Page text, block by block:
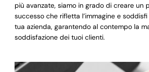
più avanzate, siamo in grado di creare un
successo che rifletta l’immagine e
tua azienda, garantendo al contempo la
soddisfazione dei tuoi clienti.